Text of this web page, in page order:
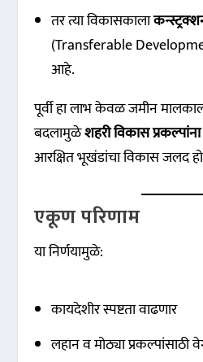
तर त्या विकासकाला
(Transferable
आहे.
पूर्वी हा लाभ केवळ जमीन
बदलामुळेशहरी विकास
आरक्षित भूखंडांचा विकास जलद
एकूण परिणाम
या निर्णयामुळे:
कायदेशीर स्पष्टता वाढणार
लहान व मोठ्या प्रकल्पांसाठी